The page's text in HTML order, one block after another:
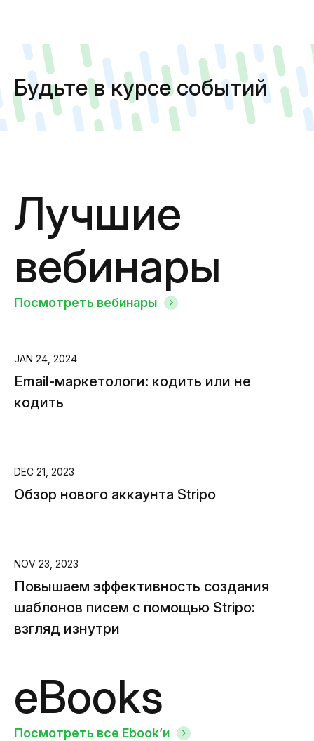
Будьте в курсе событий
Лучшие
вебинары
Посмотреть вебинары
JAN 24, 2024
Email-маркетологи: кодить или не
кодить
DEC 21, 2023
Обзор нового аккаунта Stripo
NOV 23, 2023
Повышаем эффективность создания
шаблонов писем с помощью Stripo:
взгляд изнутри
eBooks
Посмотреть все Ebook’и